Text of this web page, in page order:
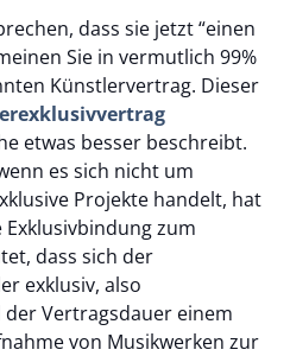
dass sie jetzt “einen
Sie in vermutlich 99%
Künstlervertrag. Dieser
etwas besser beschreibt.
es sich nicht um
Projekte handelt, hat
zum
dass sich der
exklusiv, also
Vertragsdauer einem
von Musikwerken zur